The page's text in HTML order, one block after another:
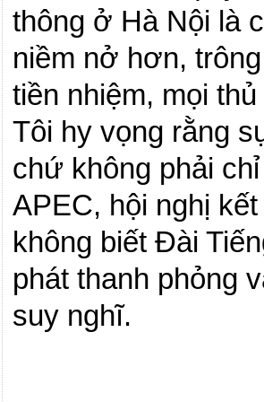
thông ở Hà Nội là
niềm nở hơn,
tiền nhiệm, mọi
Tôi hy vọng rằng
chứ không phải
APEC, hội nghị
không biết Đài
phát thanh phỏng
suy nghĩ.